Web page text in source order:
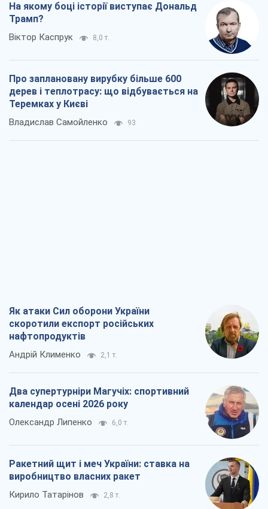
На якому боці історії виступає Дональд
Трамп?
Віктор Каспрук 8,0 т.
Про заплановану вирубку більше 600
дерев і теплотрасу: що відбувається на
Теремках у Києві
Владислав Самойленко 93
Як атаки Сил оборони України
скоротили експорт російських
нафтопродуктів
Андрій Клименко 2,1 т.
Два супертурніри Магучіх: спортивний
календар осені 2026 року
Олександр Липенко 6,0 т.
Ракетний щит і меч України: ставка на
виробництво власних ракет
Кирило Татарінов 2,8 т.